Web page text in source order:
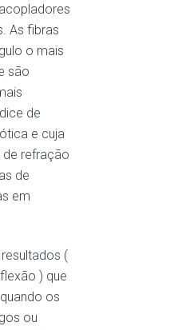
As fibras
o mais
são
de
e cuja
de refração
de
em
(
) que
os
ou